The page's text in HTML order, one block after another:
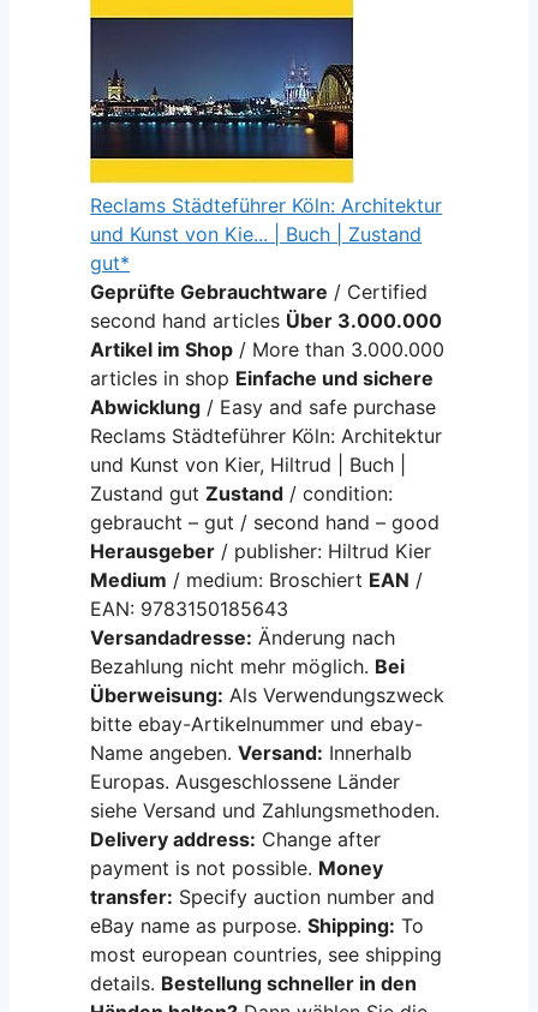
Reclams Städteführer Köln: Architektur
und Kunst von Kie... | Buch | Zustand
gut*
Geprüfte Gebrauchtware / Certified
second hand articles Über 3.000.000
Artikel im Shop / More than 3.000.000
articles in shop Einfache und sichere
Abwicklung / Easy and safe purchase
Reclams Städteführer Köln: Architektur
und Kunst von Kier, Hiltrud | Buch |
Zustand gutZustand / condition:
gebraucht – gut / second hand – good
Herausgeber / publisher: Hiltrud Kier
Medium / medium: Broschiert EAN /
EAN: 9783150185643
Versandadresse: Änderung nach
Bezahlung nicht mehr möglich. Bei
Überweisung: Als Verwendungszweck
bitte ebay-Artikelnummer und ebay-
Name angeben.Versand: Innerhalb
Europas. Ausgeschlossene Länder
siehe Versand und Zahlungsmethoden.
Delivery address: Change after
payment is not possible. Money
transfer: Specify auction number and
eBay name as purpose.Shipping: To
most european countries, see shipping
details. Bestellung schneller in den